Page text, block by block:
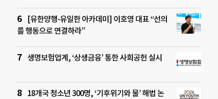
[유한양행-유일한 아카데미] 이호영 대표 “선의
를 행동으로 연결하라”
생명보험업계, ‘상생금융’ 통한 사회공헌 실시
18개국 청소년 300명, ‘기후위기와 물’ 해법 논